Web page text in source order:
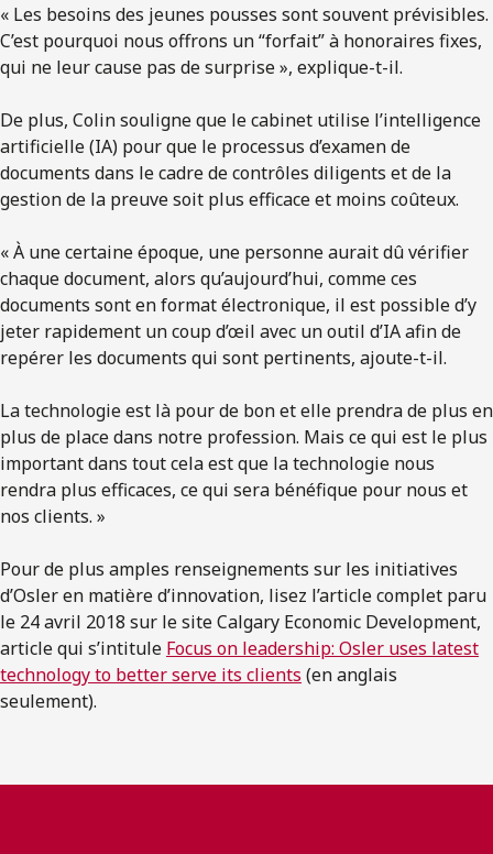
« Les besoins des jeunes pousses sont souvent prévisibles.
C’est pourquoi nous offrons un “forfait” à honoraires fixes,
qui ne leur cause pas de surprise », explique-t-il.
De plus, Colin souligne que le cabinet utilise l’intelligence
artificielle (IA) pour que le processus d’examen de
documents dans le cadre de contrôles diligents et de la
gestion de la preuve soit plus efficace et moins coûteux.
« À une certaine époque, une personne aurait dû vérifier
chaque document, alors qu’aujourd’hui, comme ces
documents sont en format électronique, il est possible d’y
jeter rapidement un coup d’œil avec un outil d’IA afin de
repérer les documents qui sont pertinents, ajoute-t-il.
La technologie est là pour de bon et elle prendra de plus en
plus de place dans notre profession. Mais ce qui est le plus
important dans tout cela est que la technologie nous
rendra plus efficaces, ce qui sera bénéfique pour nous et
nos clients. »
Pour de plus amples renseignements sur les initiatives
d’Osler en matière d’innovation, lisez l’article complet paru
le 24 avril 2018 sur le site Calgary Economic Development,
article qui s’intitule Focus on leadership: Osler uses latest
technology to better serve its clients (en anglais
seulement).